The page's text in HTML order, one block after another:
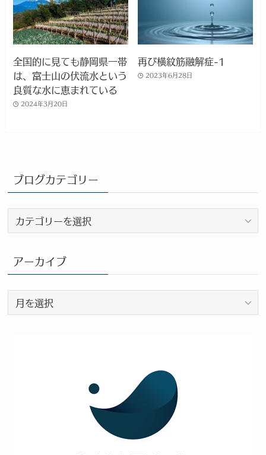
全国的に見ても静岡県一帯
は、富士山の伏流水という
良質な水に恵まれている
2024年3月20日
再び横紋筋融解症-1
2023年6月28日
ブログカテゴリー
ロ
カ
テ
ゴ
リ
ー
アーカイブ
ー